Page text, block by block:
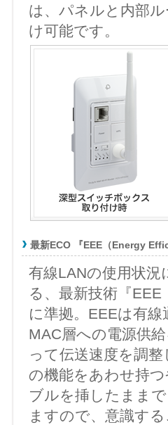
は、パネルと内部
け可能です。
最新ECO 『EEE（Energy
有線LANの使用状
る、最新技術『
に準拠。EEEは有
MAC層への電源供
って伝送速度を調
の機能をあわせ持
ブルを挿したまま
ますので、意識す